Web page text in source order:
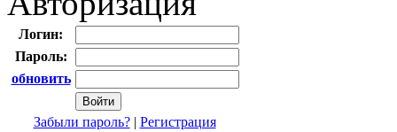
Логин:
Пароль:
обновить
Забыли пароль?| Регистрация